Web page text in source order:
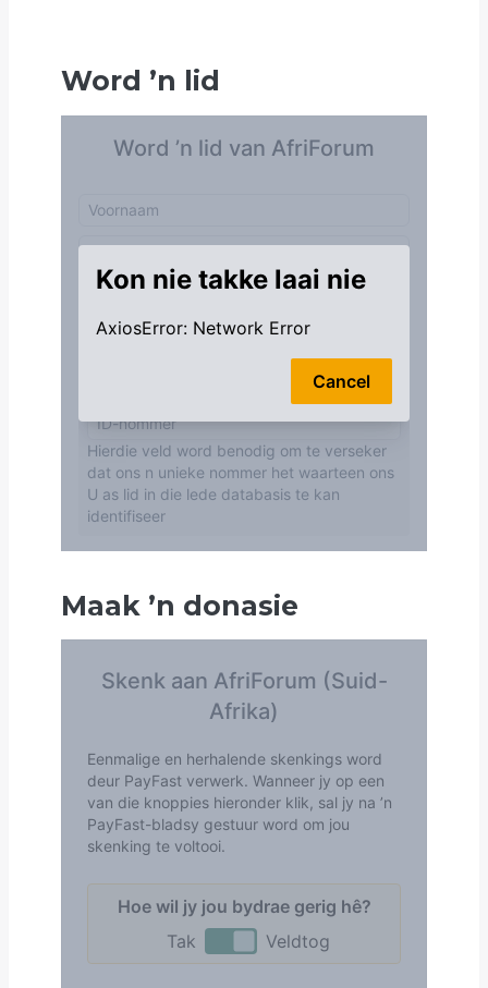
Word ’n lid
Maak ’n donasie